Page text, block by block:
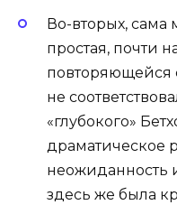
Во-вторых, сама
простая, почти
повторяющейся
не
«глубокого»
драматическое
неожиданность
здесь же была